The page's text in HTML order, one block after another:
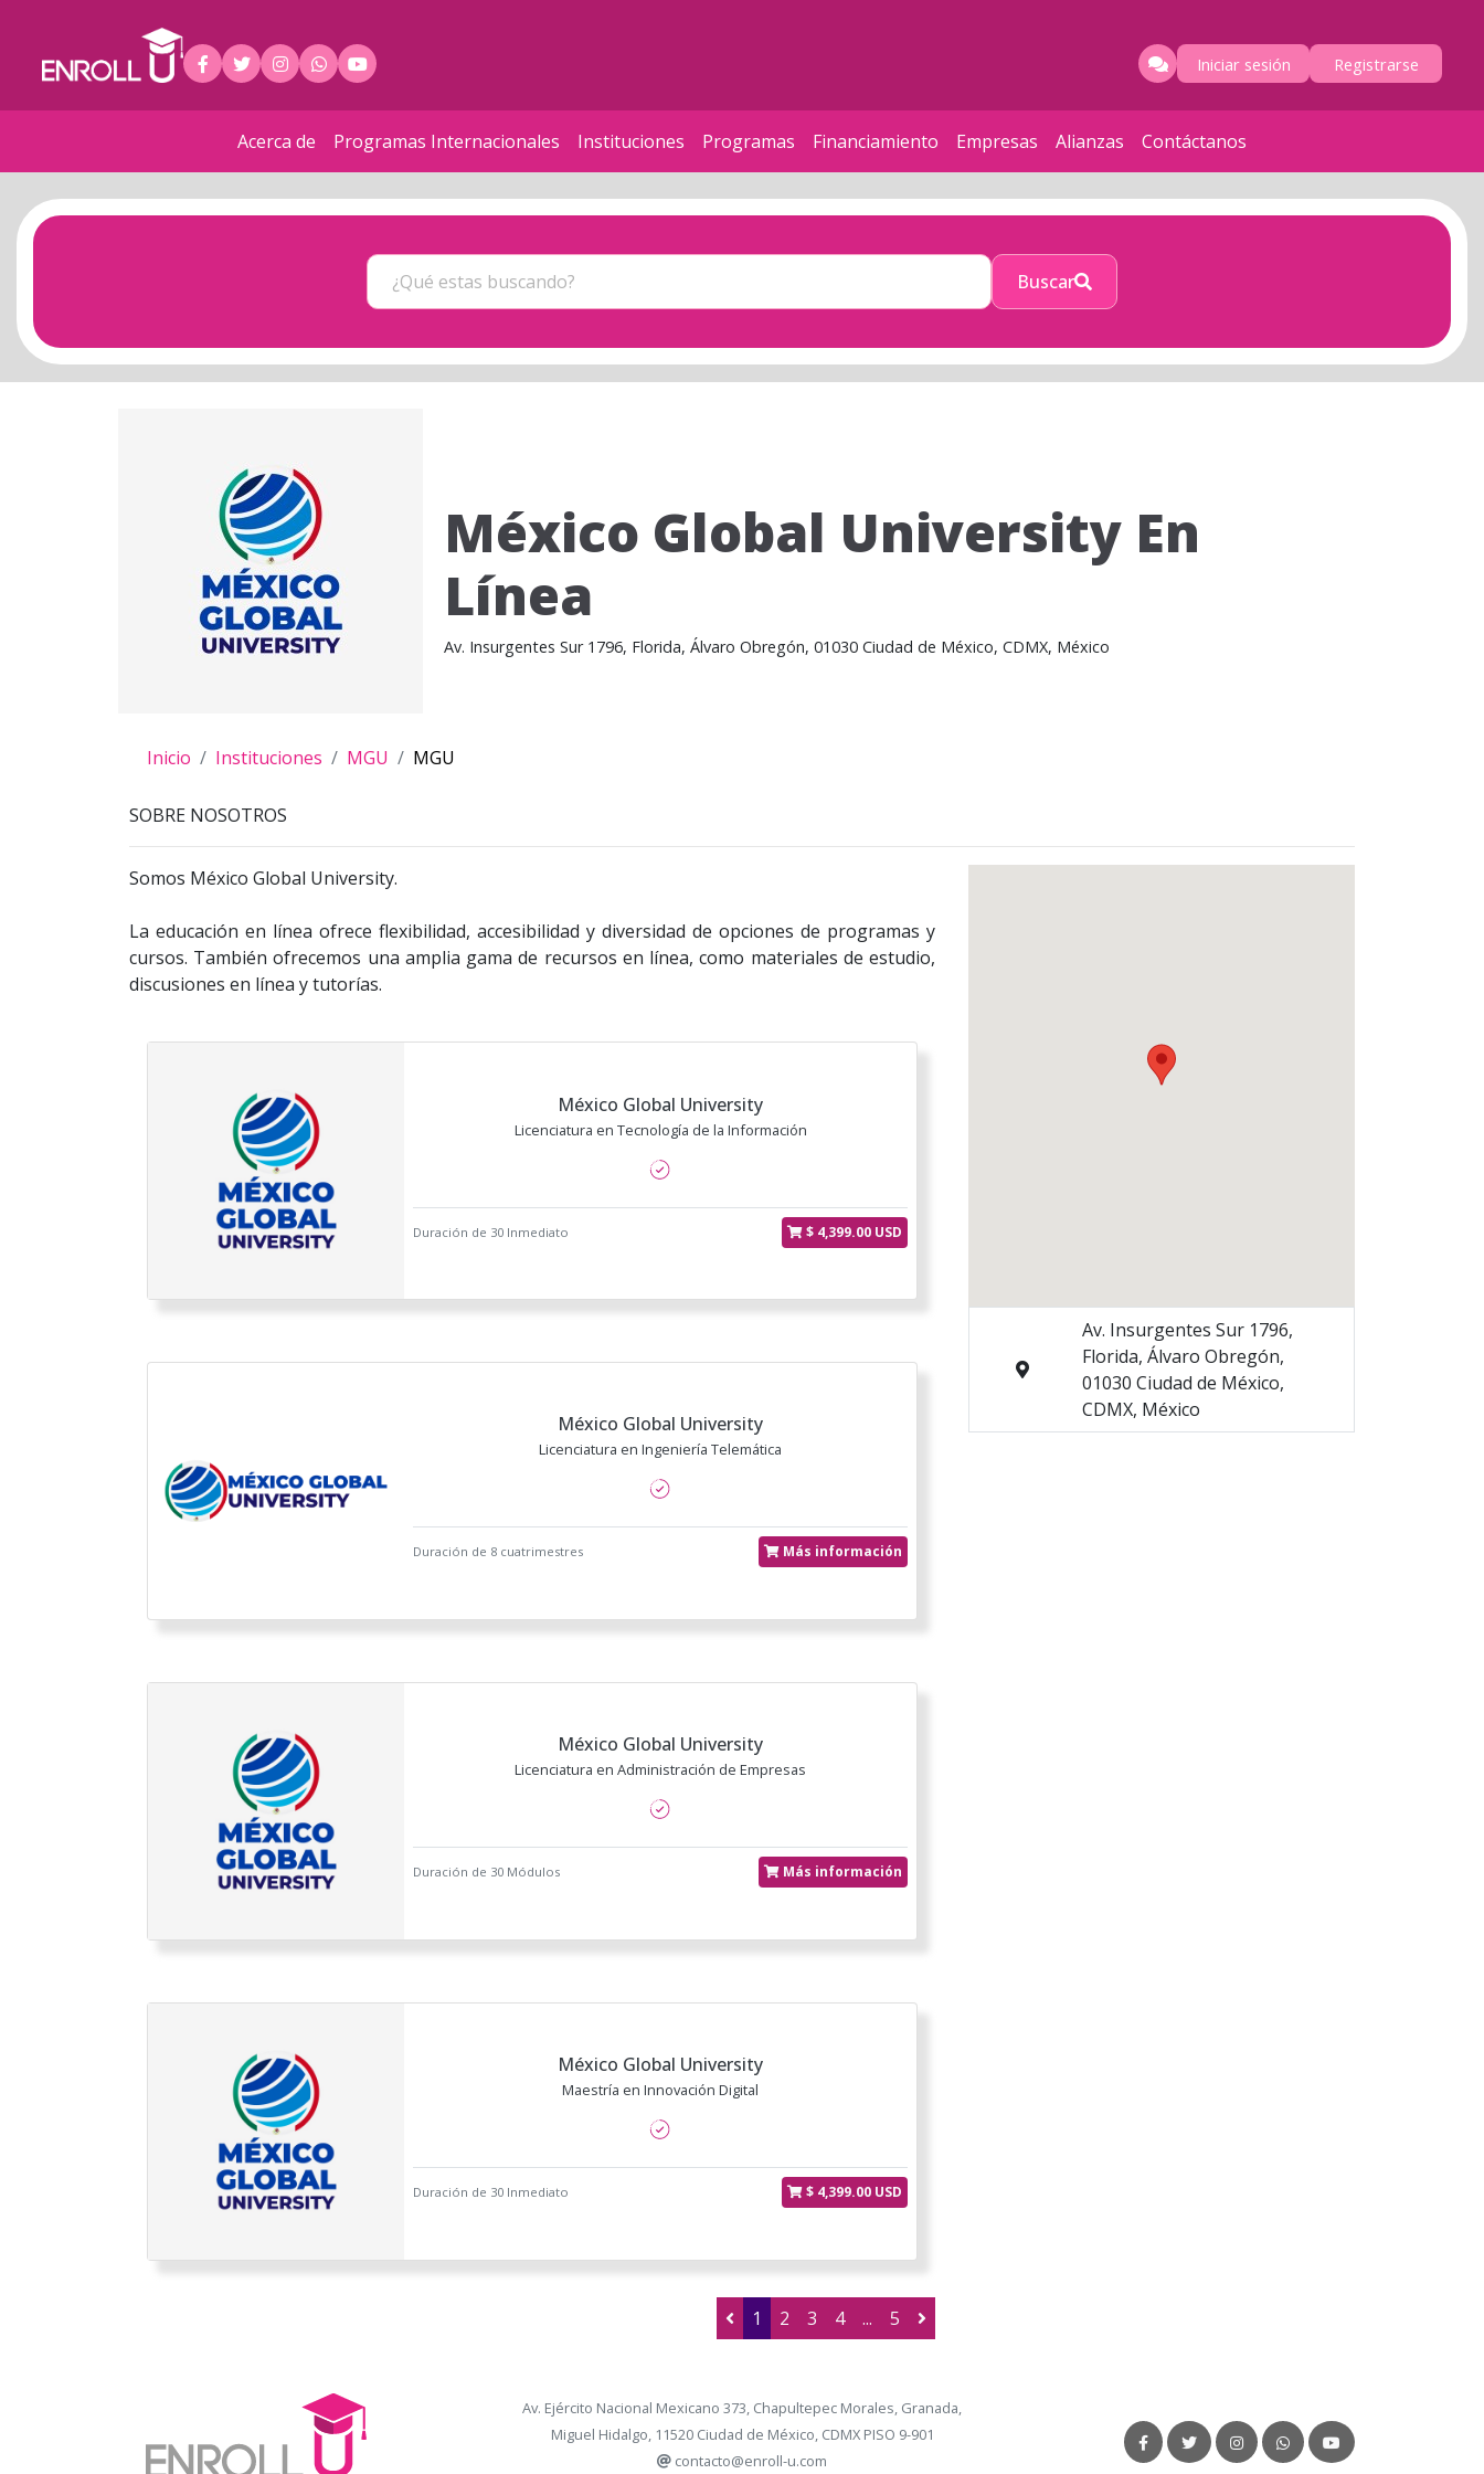
Iniciar sesión Registrarse
Acerca de Programas Internacionales Instituciones Programas Financiamiento Empresas Alianzas Contáctanos
Buscar
México Global University En
Línea
Av. Insurgentes Sur 1796, Florida, Álvaro Obregón, 01030 Ciudad de México, CDMX, México
Inicio Instituciones MGU MGU
SOBRE NOSOTROS
Somos México Global University.
La educación en línea ofrece flexibilidad, accesibilidad y diversidad de opciones de programas y
cursos. También ofrecemos una amplia gama de recursos en línea, como materiales de estudio,
discusiones en línea y tutorías.
México Global University
Licenciatura en Tecnología de la Información
Duración de 30 Inmediato $ 4,399.00 USD
México Global University
Licenciatura en Ingeniería Telemática
Duración de 8 cuatrimestres Más información
México Global University
Licenciatura en Administración de Empresas
Duración de 30 Módulos Más información
México Global University
Maestría en Innovación Digital
Duración de 30 Inmediato $ 4,399.00 USD
1 2 3 4 ... 5
Av. Insurgentes Sur 1796,
Florida, Álvaro Obregón,
01030 Ciudad de México,
CDMX, México
Av. Ejército Nacional Mexicano 373, Chapultepec Morales, Granada,
Miguel Hidalgo, 11520 Ciudad de México, CDMX PISO 9-901
contacto@enroll-u.com